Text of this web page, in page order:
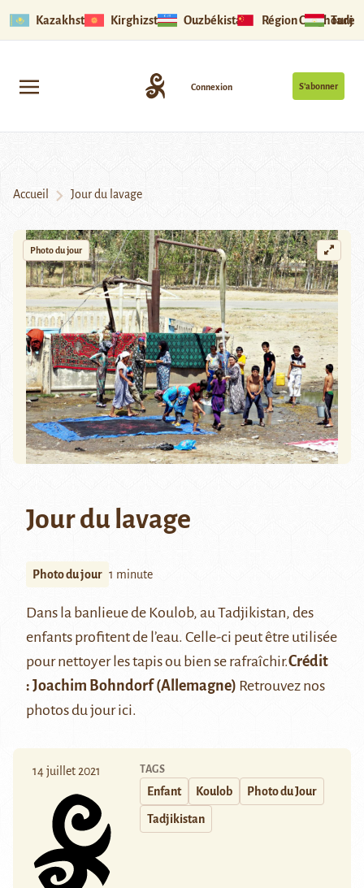
Kazakhstan Kirghizstan Ouzbékistan Région Ouïghoure
S’abonner
Connexion
Accueil Jour du lavage
Photo du jour
Jour du lavage
Photo du jour 1 minute
Dans la banlieue de Koulob, au Tadjikistan, des
enfants profitent de l’eau. Celle-ci peut être utilisée
pour nettoyer les tapis ou bien se rafraîchir.Crédit
: Joachim Bohndorf (Allemagne) Retrouvez nos
photos du jourici.
14 juillet 2021 TAGS
Enfant Koulob Photo du Jour
Tadjikistan